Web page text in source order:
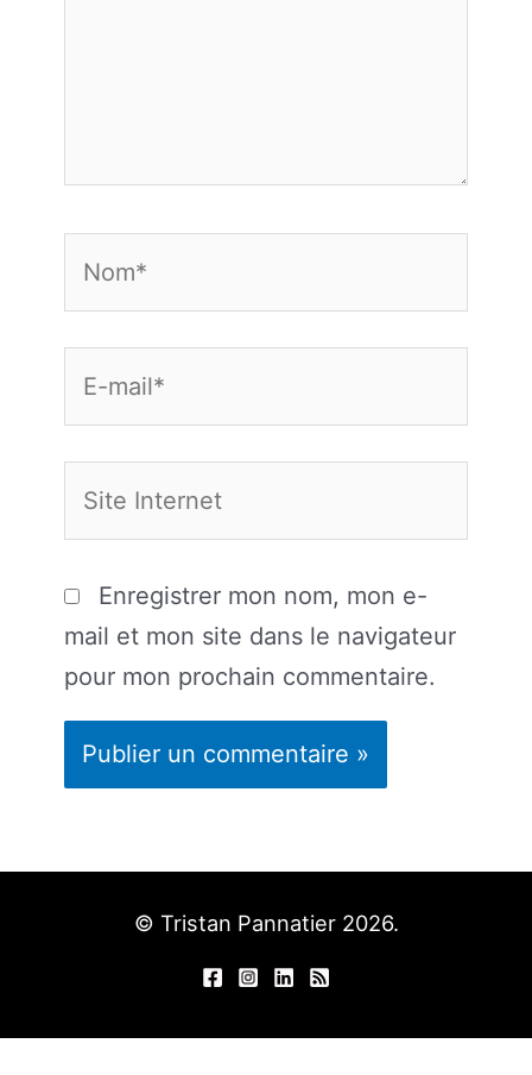
Enregistrer mon nom, mon e-
mail et mon site dans le navigateur
pour mon prochain commentaire.
© Tristan Pannatier 2026.